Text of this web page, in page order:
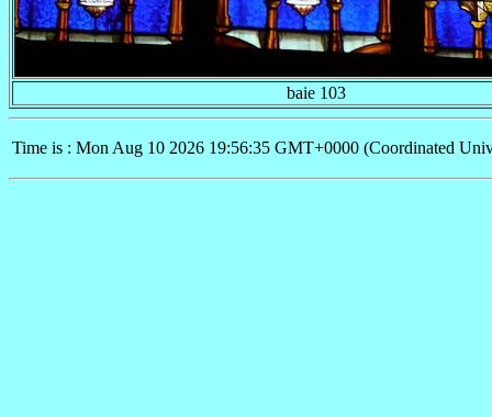
baie 103
Time is : Mon Aug 10 2026 19:56:35 GMT+0000 (Coordinated